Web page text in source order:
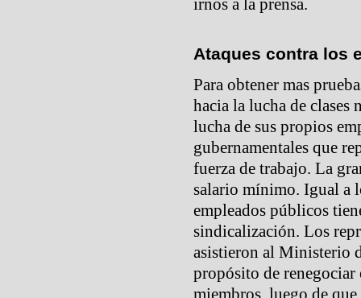
irnos a la prensa.
Ataques contra los
Para obtener mas
hacia la lucha de clases
lucha de sus propios
gubernamentales que
fuerza de trabajo. La
salario mínimo. Igual a
empleados públicos
sindicalización. Los
asistieron al Ministerio
propósito de
miembros, luego de